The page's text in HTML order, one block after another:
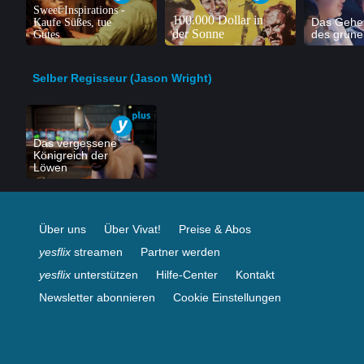
Sweet Inspirations -
Kaufe Süßes, tue
Gutes
100.000 Dollar in
der Sonne
Das
des
Selber Regisseur (Jason Wright)
Das vergessene
Königreich der
Löwen
Über uns Über Vivat!
Preise & Abos
yesflix streamen
Partner werden
yesflix unterstützen Hilfe-Center
Kontakt
Newsletter abonnieren
Cookie Einstellungen